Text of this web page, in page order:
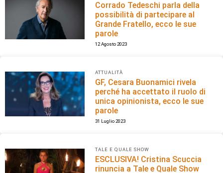
Corrado Tedeschi parla della
possibilità di partecipare al
Grande Fratello, ecco le sue
parole
12 Agosto 2023
ATTUALITÀ
GF, Cesara Buonamici rivela
perché ha accettato il ruolo di
unica opinionista, ecco le sue
parole
31 Luglio 2023
TALE E QUALE SHOW
ESCLUSIVA! Cristina Scuccia
rinuncia a Tale e Quale Show